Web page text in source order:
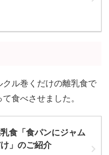
ル巻くだけの離乳食で
食べさせました。
食「食パンにジャム
」のご紹介